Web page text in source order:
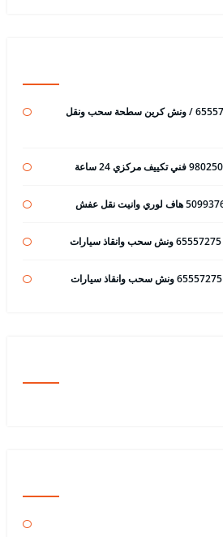
ونش ابو حليفة رقم / 65557275 / ونش كرين سطحة سحب ونقل